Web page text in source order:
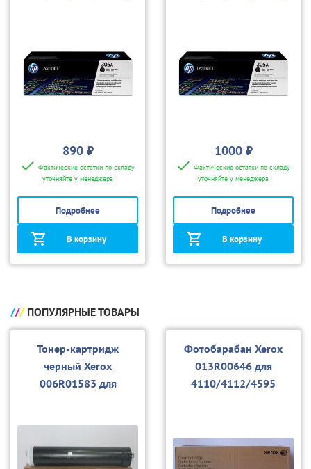
890 ₽
Фактические остатки по складу
уточняйте у менеджера
Подробнее
В корзину
1000 ₽
Фактические остатки по складу
уточняйте у менеджера
Подробнее
В корзину
ПОПУЛЯРНЫЕ ТОВАРЫ
Тонер-картридж
черный Xerox
006R01583 для
Фотобарабан Xerox
013R00646 для
4110/4112/4595